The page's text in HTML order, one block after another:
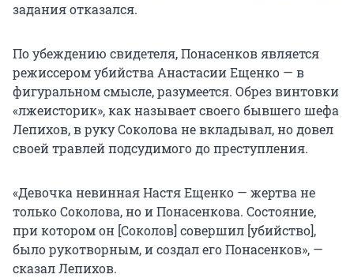
задания отказался.
По убеждению свидетеля, Понасенков является
режиссером убийства Анастасии Ещенко — в
фигуральном смысле, разумеется. Обрез винтовки
«лжеисторик», как называет своего бывшего шефа
Лепихов, в руку Соколова не вкладывал, но довел
своей травлей подсудимого до преступления.
«Девочка невинная Настя Ещенко — жертва не
только Соколова, но и Понасенкова. Состояние,
при котором он [Соколов] совершил [убийство],
было рукотворным, и создал его Понасенков», —
сказал Лепихов.